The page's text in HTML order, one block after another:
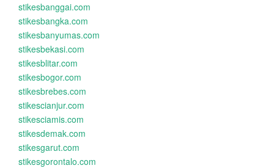
stikesbanggai.com
stikesbangka.com
stikesbanyumas.com
stikesbekasi.com
stikesblitar.com
stikesbogor.com
stikesbrebes.com
stikescianjur.com
stikesciamis.com
stikesdemak.com
stikesgarut.com
stikesgorontalo.com